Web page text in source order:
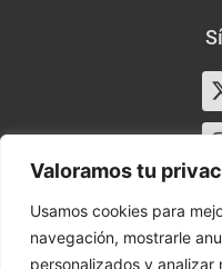
Valoramos tu
Usamos cookies para
navegación, mostrarle
personalizados y
Horario:
Lun-Vie de